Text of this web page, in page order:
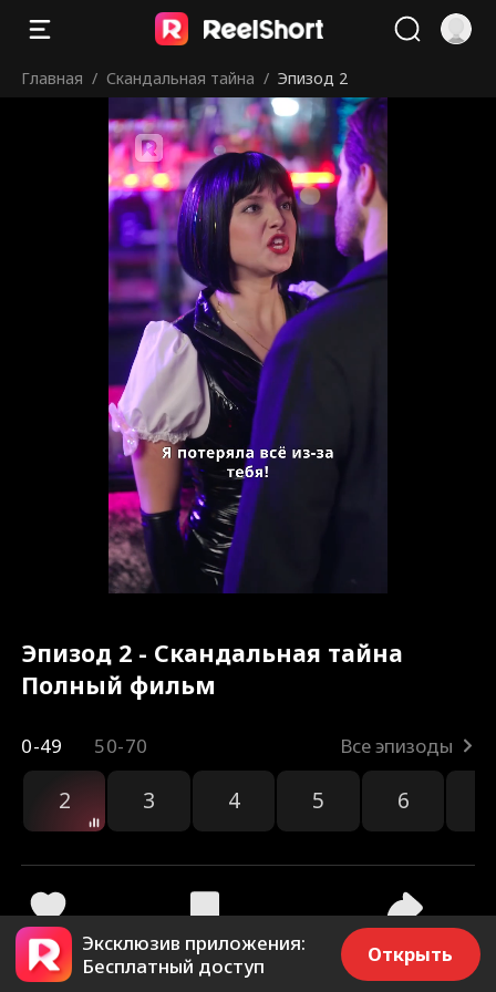
Главная / Скандальная тайна / Эпизод 2
Эпизод 2 - Скандальная тайна
Полный фильм
0-49 50-70 Все эпизоды
2 3 4 5 6
628 23.1k Поделиться
Эксклюзив приложения:
Бесплатный доступ
Открыть